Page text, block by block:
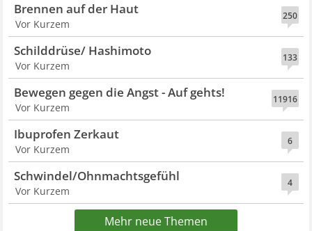
250
Brennen auf der Haut
Vor Kurzem
133
Schilddrüse/ Hashimoto
Vor Kurzem
11916
Bewegen gegen die Angst - Auf gehts!
Vor Kurzem
6
Ibuprofen Zerkaut
Vor Kurzem
4
Schwindel/Ohnmachtsgefühl
Vor Kurzem
Mehr neue Themen